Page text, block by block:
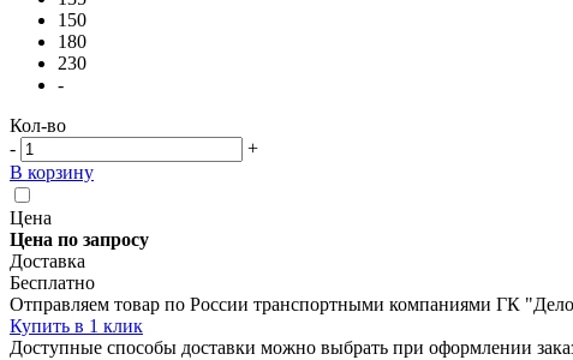
150
180
230
-
Кол-во
-
+
В корзину
Цена
Цена по запросу
Доставка
Бесплатно
Отправляем товар по России транспортными компаниями ГК
Купить в 1 клик
Доступные способы доставки можно выбрать при оформлении